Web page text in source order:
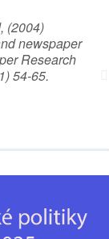
(2004)
newspaper
Research
54-65.